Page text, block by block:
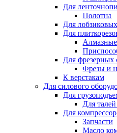
Для
Полотна
Для
Для
Для фрезерных
Фрезы и
К верстакам
Для силового
Для
Для
Для
Запчасти
Масло